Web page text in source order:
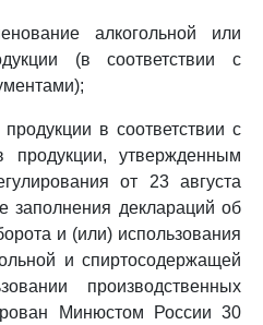
алкогольной или
(в соответствии с
в соответствии с
продукции, утвержденным
от 23 августа
заполнения деклараций об
и (или) использования
и спиртосодержащей
производственных
Минюстом России 30